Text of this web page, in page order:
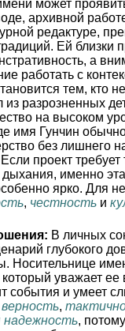
может
архивной
редактуре,
Ей близки
а
работать с
тем, кто
из разрозненных
на высоком
имя Гунчин
без лишнего
проект требует
дыхания, именно
ярко. Для
, честность и
В личных
глубокого
Носительнице
уважает ее
события и умеет
верность,
надежность,